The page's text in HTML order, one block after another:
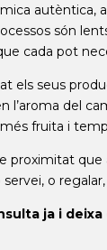
autèntica,
són
cada pot
els seus
l’aroma del
fruita i
proximitat
o
ja i